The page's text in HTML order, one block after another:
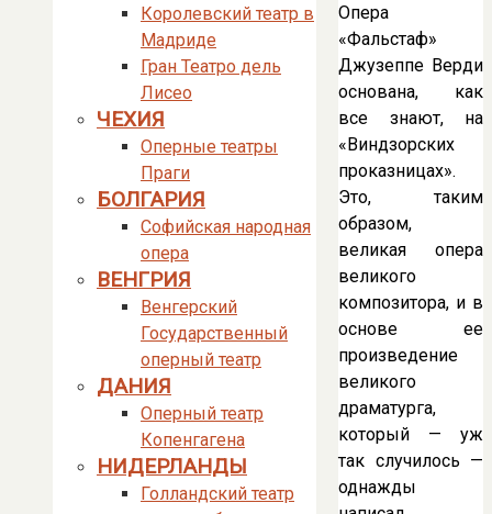
Опера
«Фальстаф»
Джузеппе Верди
основана, как
все знают, на
«Виндзорских
проказницах».
Это, таким
образом,
великая опера
великого
композитора, и в
основе ее
произведение
великого
драматурга,
который — уж
так случилось —
однажды
Королевский театр в
Мадриде
Гран Театро дель
Лисео
ЧЕХИЯ
Оперные театры
Праги
БОЛГАРИЯ
Софийская народная
опера
ВЕНГРИЯ
Венгерский
Государственный
оперный театр
ДАНИЯ
Оперный театр
Копенгагена
НИДЕРЛАНДЫ
Голландский театр